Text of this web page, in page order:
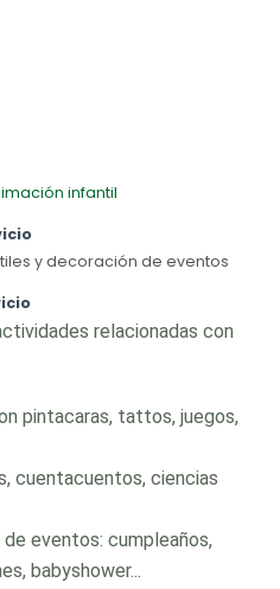
infantil
y decoración de eventos
relacionadas con
pintacaras, tattos, juegos,
cuentacuentos, ciencias
eventos: cumpleaños,
babyshower...